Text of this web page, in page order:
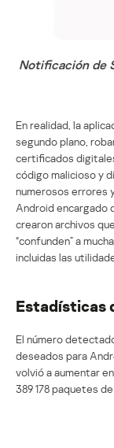
Notificación de
En realidad, la
segundo plano,
certificados
código malicioso y
numerosos errores
Android encargado
crearon archivos
“confunden” a
incluidas las
Estadísticas
El número
deseados para
volvió a aumentar
389 178 paquetes